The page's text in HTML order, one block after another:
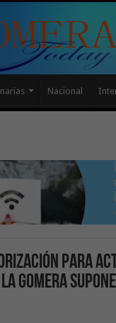
Nacional
para
Gomera